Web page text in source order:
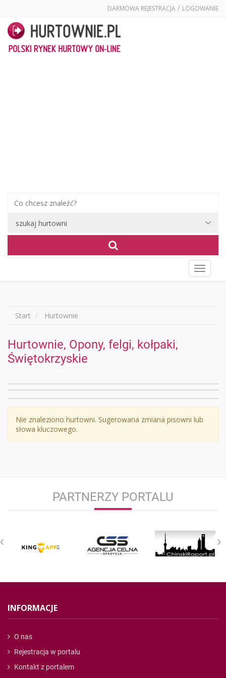
DARMOWA REJESTRACJA / LOGOWANIE
menu
Start Hurtownie
Hurtownie, Opony, felgi, kołpaki,
Świętokrzyskie
Nie znaleziono hurtowni. Sugerowana zmiana pisowni lub
słowa kluczowego.
PARTNERZY PORTALU
INFORMACJE
O nas
Rejestracja w portalu
Kontakt z portalem